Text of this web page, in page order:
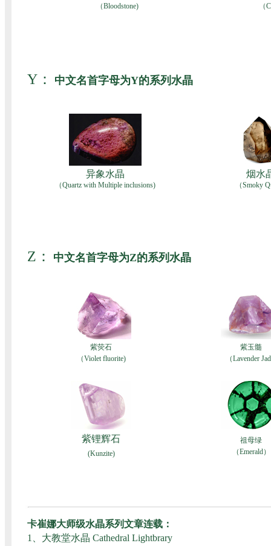
（Bloodstone) （
Y： 中文名首字母为Y的系列水晶
异象水晶
（Quartz with Multiple inclusions)
烟水
（Smoky
Z： 中文名首字母为Z的系列水晶
紫荧石
（Violet fluorite)
紫玉髓
（Lavender
紫锂辉石
(Kunzite)
祖母绿
（Emerald）
卡崔娜大师级水晶系列文章连载：
1、 大教堂水晶 Cathedral Lightbrary